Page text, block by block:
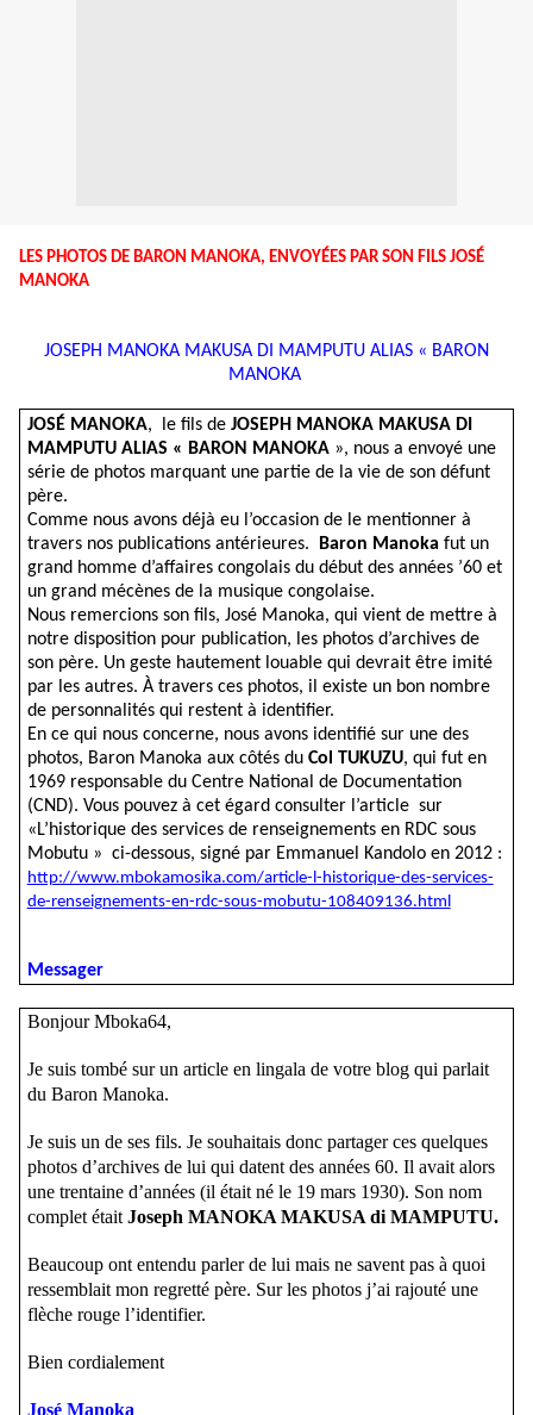
LES PHOTOS DE BARON MANOKA, ENVOYÉES PAR SON FILS JOSÉ
MANOKA
JOSEPH MANOKA MAKUSA DI MAMPUTU ALIAS « BARON
MANOKA
JOSÉ MANOKA, le fils de JOSEPH MANOKA MAKUSA DI
MAMPUTU ALIAS « BARON MANOKA », nous a envoyé une
série de photos marquant une partie de la vie de son défunt
père.
Comme nous avons déjà eu l’occasion de le mentionner à
travers nos publications antérieures.
Baron Manoka fut un
grand homme d’affaires congolais du début des années ’60 et
un grand mécènes de la musique congolaise.
Nous remercions son fils, José Manoka, qui vient de mettre à
notre disposition pour publication, les photos d’archives de
son père. Un geste hautement louable qui devrait être imité
par les autres. À travers ces photos, il existe un bon nombre
de personnalités qui restent à identifier.
En ce qui nous concerne, nous avons identifié sur une des
photos, Baron Manoka aux côtés du Col TUKUZU, qui fut en
1969 responsable du Centre National de Documentation
(CND). Vous pouvez à cet égard consulter l’article sur
«L’historique des services de renseignements en RDC sous
Mobutu » ci-dessous, signé par Emmanuel Kandolo en 2012 :
http://www.mbokamosika.com/article-l-historique-des-services-
de-renseignements-en-rdc-sous-mobutu-108409136.html
Messager
Bonjour Mboka64,
Je suis tombé sur un article en lingala de votre blog qui parlait
du Baron Manoka.
Je suis un de ses fils. Je souhaitais donc partager ces quelques
photos d’archives de lui qui datent des années 60. Il avait alors
une trentaine d’années (il était né le 19 mars 1930). Son nom
complet était Joseph MANOKA MAKUSA di MAMPUTU.
Beaucoup ont entendu parler de lui mais ne savent pas à quoi
ressemblait mon regretté père. Sur les photos j’ai rajouté une
flèche rouge l’identifier.
Bien cordialement
José Manoka